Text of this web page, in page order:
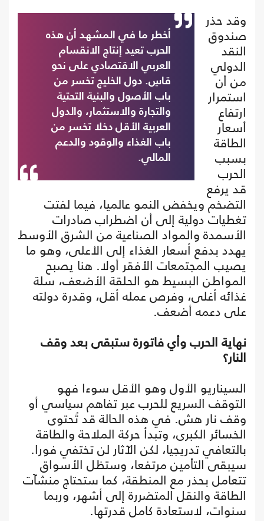
أخطر ما في المشهد أن هذه
الحرب تعيد إنتاج الانقسام
العربي الاقتصادي على نحو
قاسٍ. دول الخليج تخسر من
باب الأصول والبنية التحتية
والتجارة والاستثمار، والدول
العربية الأقل دخلا تخسر من
باب الغذاء والوقود والدعم
المالي.
وقد حذر
صندوق
النقد
الدولي
من أن
استمرار
ارتفاع
أسعار
الطاقة
بسبب
الحرب
قد يرفع
التضخم ويخفض النمو عالميا، فيما لفتت
تغطيات دولية إلى أن اضطراب صادرات
الأسمدة والمواد الصناعية من الشرق الأوسط
يهدد بدفع أسعار الغذاء إلى الأعلى، وهو ما
يصيب المجتمعات الأفقر أولا. هنا يصبح
المواطن البسيط هو الحلقة الأضعف، سلة
غذائه أغلى، وفرص عمله أقل، وقدرة دولته
على دعمه أضعف.
نهاية الحرب وأي فاتورة ستبقى بعد وقف
النار؟
السيناريو الأول وهو الأقل سوءا فهو
التوقف السريع للحرب عبر تفاهم سياسي أو
وقف نار هش. في هذه الحالة قد تُحتوى
الخسائر الكبرى، وتبدأ حركة الملاحة والطاقة
بالتعافي تدريجيا، لكن الآثار لن تختفي فورا.
سيبقى التأمين مرتفعا، وستظل الأسواق
تتعامل بحذر مع المنطقة، كما ستحتاج منشآت
الطاقة والنقل المتضررة إلى أشهر، وربما
سنوات، لاستعادة كامل قدرتها.